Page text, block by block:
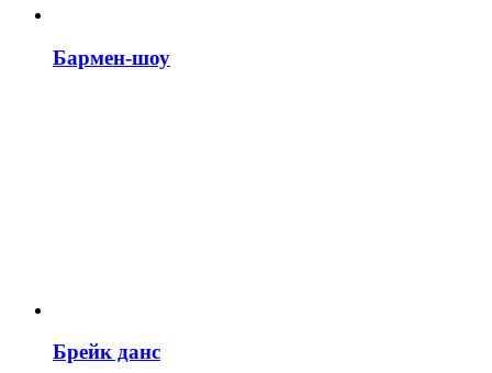
Бармен-шоу
Брейк данс